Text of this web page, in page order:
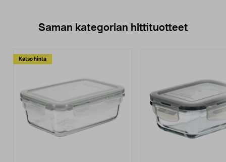
Saman kategorian hittituotteet
Katso hinta